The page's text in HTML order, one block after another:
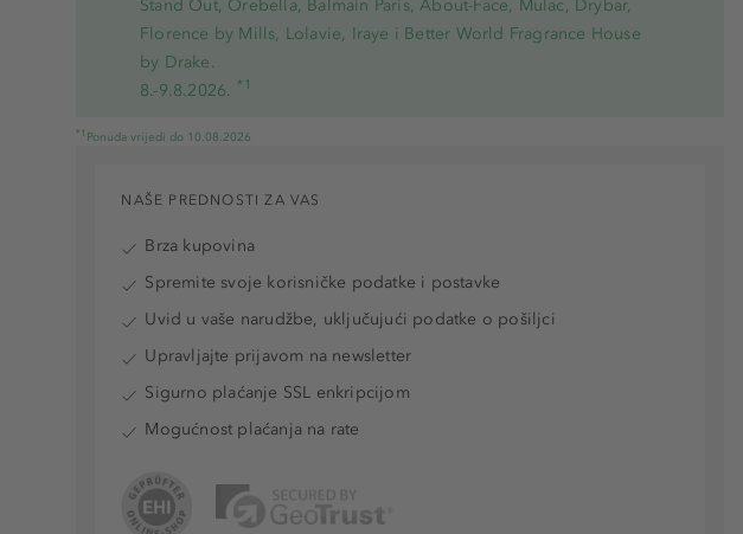
Stand Out, Orebella, Balmain Paris, About-Face, Mulac, Drybar,
Florence by Mills, Lolavie, Iraye i Better World Fragrance House
by Drake.
8.-9.8.2026. *1
*1 Ponuda vrijedi do 10.08.2026
NAŠE PREDNOSTI ZA VAS
Brza kupovina
Spremite svoje korisničke podatke i postavke
Uvid u vaše narudžbe, uključujući podatke o pošiljci
Upravljajte prijavom na newsletter
Sigurno plaćanje SSL enkripcijom
Mogućnost plaćanja na rate